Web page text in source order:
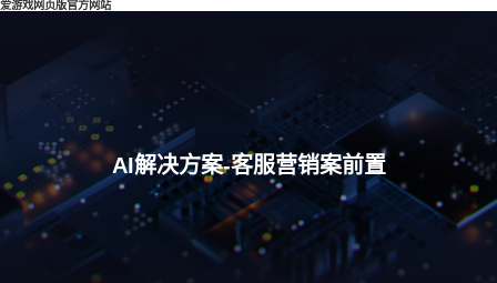
爱游戏网页版官方网站
AI解决方案-客服营销案前置